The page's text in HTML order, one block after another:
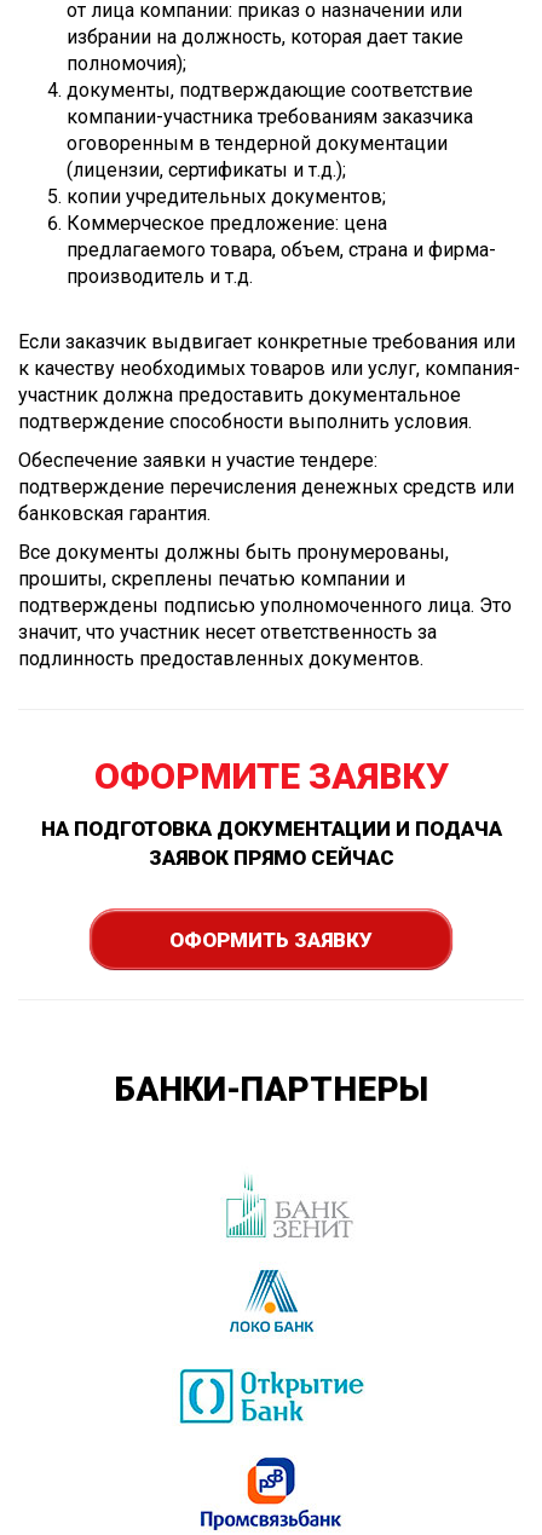
от лица компании: приказ о назначении или
избрании на должность, которая дает такие
полномочия);
документы, подтверждающие соответствие
компании-участника требованиям заказчика
оговоренным в тендерной документации
(лицензии, сертификаты и т.д.);
копии учредительных документов;
Коммерческое предложение: цена
предлагаемого товара, объем, страна и фирма-
производитель и т.д.
Если заказчик выдвигает конкретные требования или
к качеству необходимых товаров или услуг, компания-
участник должна предоставить документальное
подтверждение способности выполнить условия.
Обеспечение заявки н участие тендере:
подтверждение перечисления денежных средств или
банковская гарантия.
Все документы должны быть пронумерованы,
прошиты, скреплены печатью компании и
подтверждены подписью уполномоченного лица. Это
значит, что участник несет ответственность за
подлинность предоставленных документов.
ОФОРМИТЕ ЗАЯВКУ
НА ПОДГОТОВКА ДОКУМЕНТАЦИИ И ПОДАЧА
ЗАЯВОК ПРЯМО СЕЙЧАС
ОФОРМИТЬ ЗАЯВКУ
БАНКИ-ПАРТНЕРЫ